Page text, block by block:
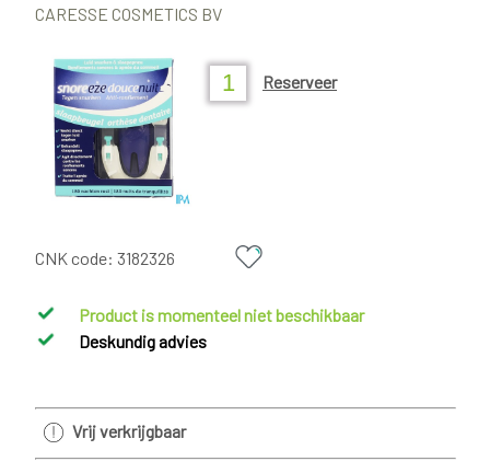
CARESSE COSMETICS BV
Reserveer
CNK code: 3182326
Product is momenteel niet beschikbaar
Deskundig advies
Vrij verkrijgbaar